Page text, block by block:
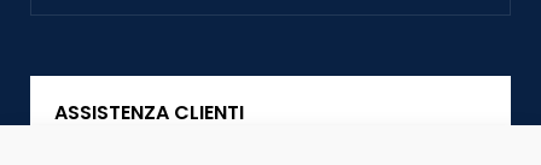
ASSISTENZA CLIENTI